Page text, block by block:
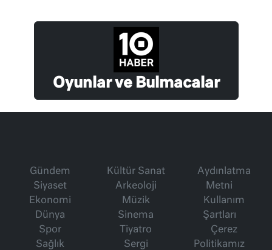
Oyunlar ve Bulmacalar
Gündem
Siyaset
Ekonomi
Dünya
Spor
Sağlık
Kültür Sanat
Arkeoloji
Müzik
Sinema
Tiyatro
Sergi
Aydınlatma
Metni
Kullanım
Şartları
Çerez
Politikamız